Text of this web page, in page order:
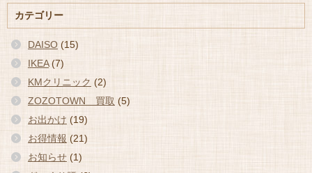
カテゴリー
DAISO (15)
IKEA(7)
KMクリニック (2)
ZOZOTOWN 買取 (5)
お出かけ (19)
お得情報 (21)
お知らせ (1)